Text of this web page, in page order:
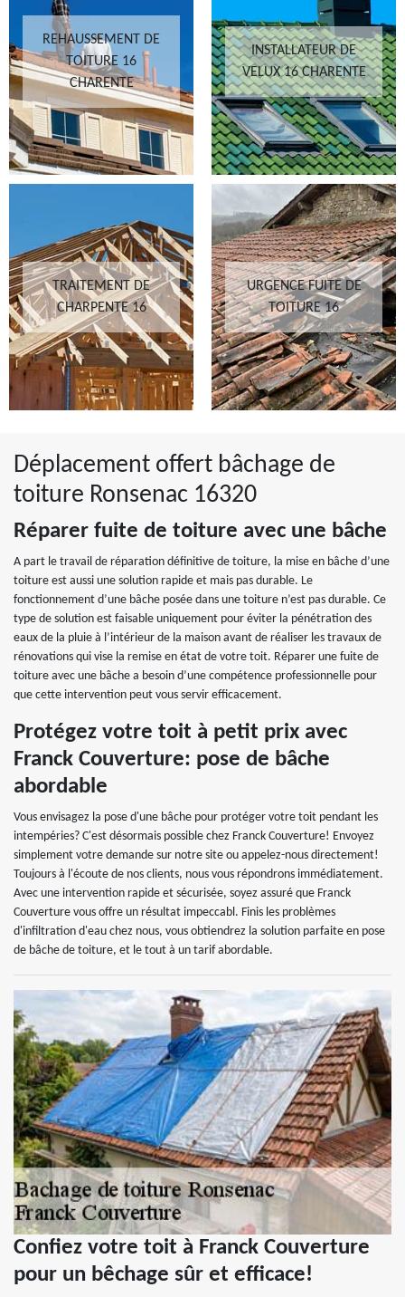
REHAUSSEMENT DE
TOITURE 16
CHARENTE
INSTALLATEUR DE
VELUX 16 CHARENTE
TRAITEMENT DE
CHARPENTE 16
URGENCE FUITE DE
TOITURE 16
Déplacement offert bâchage de
toiture Ronsenac 16320
Réparer fuite de toiture avec une bâche
A part le travail de réparation définitive de toiture, la mise en bâche d’une
toiture est aussi une solution rapide et mais pas durable. Le
fonctionnement d’une bâche posée dans une toiture n’est pas durable. Ce
type de solution est faisable uniquement pour éviter la pénétration des
eaux de la pluie à l’intérieur de la maison avant de réaliser les travaux de
rénovations qui vise la remise en état de votre toit. Réparer une fuite de
toiture avec une bâche a besoin d’une compétence professionnelle pour
que cette intervention peut vous servir efficacement.
Protégez votre toit à petit prix avec
Franck Couverture: pose de bâche
abordable
Vous envisagez la pose d'une bâche pour protéger votre toit pendant les
intempéries? C'est désormais possible chez Franck Couverture! Envoyez
simplement votre demande sur notre site ou appelez-nous directement!
Toujours à l'écoute de nos clients, nous vous répondrons immédiatement.
Avec une intervention rapide et sécurisée, soyez assuré que Franck
Couverture vous offre un résultat impeccabl. Finis les problèmes
d'infiltration d'eau chez nous, vous obtiendrez la solution parfaite en pose
de bâche de toiture, et le tout à un tarif abordable.
Confiez votre toit à Franck Couverture
pour un bêchage sûr et efficace!